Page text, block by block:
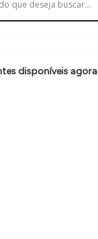
disponíveis agora